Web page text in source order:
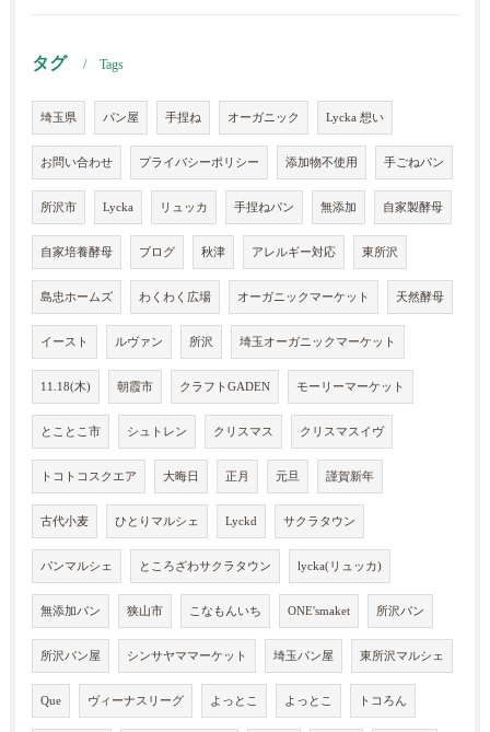
タグ Tags
埼玉県 パン屋 手捏ね オーガニック Lycka 想い
お問い合わせ プライバシーポリシー 添加物不使用 手ごねパン
所沢市 Lycka リュッカ 手捏ねパン 無添加 自家製酵母
自家培養酵母 ブログ 秋津 アレルギー対応 東所沢
島忠ホームズ わくわく広場 オーガニックマーケット 天然酵母
イースト ルヴァン 所沢 埼玉オーガニックマーケット
11.18(木) 朝霞市 クラフトGADEN モーリーマーケット
とことこ市 シュトレン クリスマス クリスマスイヴ
トコトコスクエア 大晦日 正月 元旦 謹賀新年
古代小麦 ひとりマルシェ Lyckd サクラタウン
パンマルシェ ところざわサクラタウン lycka(リュッカ)
無添加パン 狭山市 こなもんいち ONE'smaket 所沢パン
所沢パン屋 シンサヤママーケット 埼玉パン屋 東所沢マルシェ
Que ヴィーナスリーグ よっとこ よっとこ トコろん